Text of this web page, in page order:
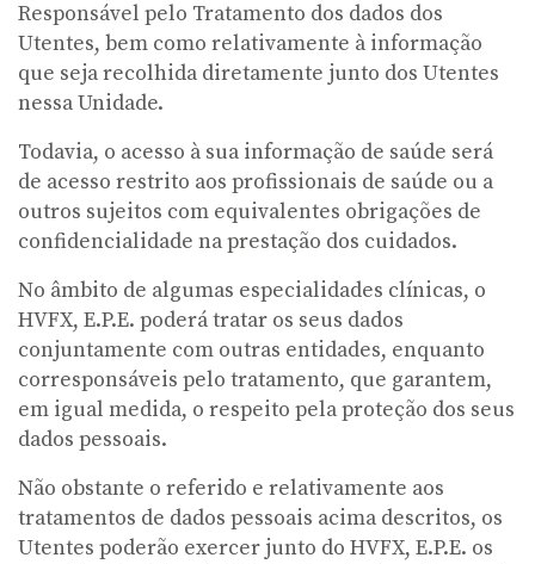
Responsável pelo Tratamento dos dados dos
Utentes, bem como relativamente à informação
que seja recolhida diretamente junto dos Utentes
nessa Unidade.
Todavia, o acesso à sua informação de saúde será
de acesso restrito aos profissionais de saúde ou a
outros sujeitos com equivalentes obrigações de
confidencialidade na prestação dos cuidados.
No âmbito de algumas especialidades clínicas, o
HVFX, E.P.E. poderá tratar os seus dados
conjuntamente com outras entidades, enquanto
corresponsáveis pelo tratamento, que garantem,
em igual medida, o respeito pela proteção dos seus
dados pessoais.
Não obstante o referido e relativamente aos
tratamentos de dados pessoais acima descritos, os
Utentes poderão exercer junto do HVFX, E.P.E. os